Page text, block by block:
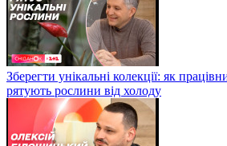
Зберегти унікальні колекції: як
рятують рослини від холоду